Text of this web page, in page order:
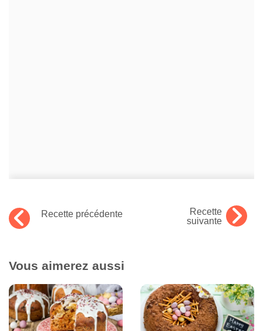
Recette précédente
Recette
suivante
Vous aimerez aussi